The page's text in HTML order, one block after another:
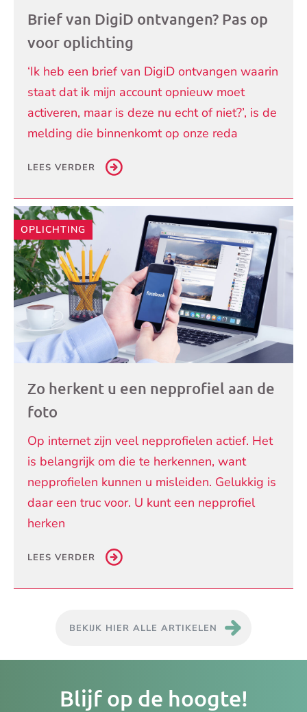
Brief van DigiD ontvangen? Pas op
voor oplichting
‘Ik heb een brief van DigiD ontvangen waarin
staat dat ik mijn account opnieuw moet
activeren, maar is deze nu echt of niet?’, is de
melding die binnenkomt op onze reda
LEES VERDER
OPLICHTING
Zo herkent u een nepprofiel aan de
foto
Op internet zijn veel nepprofielen actief. Het
is belangrijk om die te herkennen, want
nepprofielen kunnen u misleiden. Gelukkig is
daar een truc voor. U kunt een nepprofiel
herken
LEES VERDER
BEKIJK HIER ALLE ARTIKELEN
Blijf op de hoogte!